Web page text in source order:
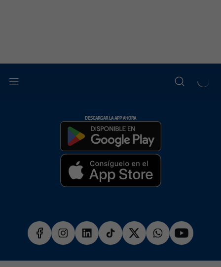
DESCARGAR LA APP AHORA